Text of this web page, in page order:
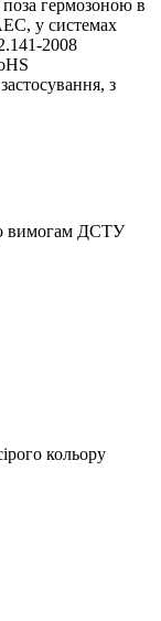
поза гермозоною в
у системах
2008
з
вимогам ДСТУ
кольору